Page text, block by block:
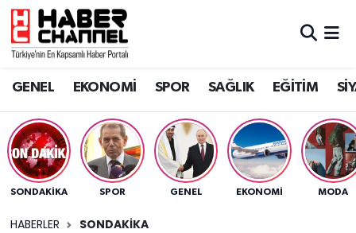
GENEL EKONOMİ SPOR SAĞLIK EĞİTİM
SONDAKIKA SPOR GENEL EKONOMİ MODA
HABERLER SONDAKIKA
GENEL
SPOR
SAĞLIK
EĞİTİM
Nöbetçi Eczaneler
Trafik Durumu
Süper Lig Puan Durumu ve Fikstür
Tüm Manşetler